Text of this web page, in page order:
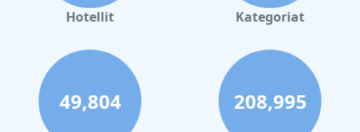
Hotellit Kategoriat
49,804 208,995